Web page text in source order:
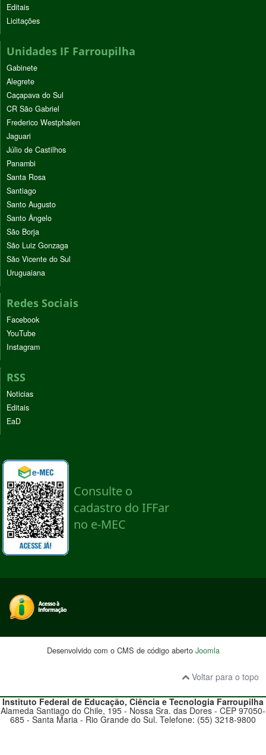
Editais
Licitações
Unidades IF Farroupilha
Gabinete
Alegrete
Caçapava do Sul
CR São Gabriel
Frederico Westphalen
Jaguari
Júlio de Castilhos
Panambi
Santa Rosa
Santiago
Santo Augusto
Santo Ângelo
São Borja
São Luiz Gonzaga
São Vicente do Sul
Uruguaiana
Redes Sociais
Facebook
YouTube
Instagram
RSS
Noticias
Editais
EaD
Desenvolvido com o CMS de código aberto Joomla
Voltar para o topo
Instituto Federal de Educação, Ciência e Tecnologia Farroupilha
Alameda Santiago do Chile, 195 - Nossa Sra. das Dores - CEP 97050-
685 - Santa Maria - Rio Grande do Sul. Telefone: (55) 3218-9800